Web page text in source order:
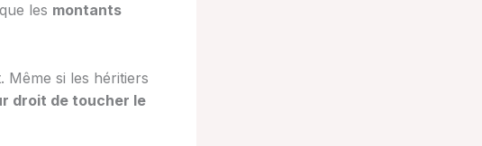
les montants
Même si les héritiers
droit de toucher le